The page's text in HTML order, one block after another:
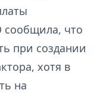
что
при создании
хотя в
на